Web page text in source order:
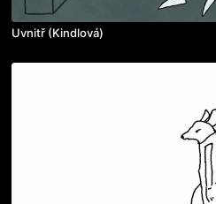
Uvnitř (Kindlová)